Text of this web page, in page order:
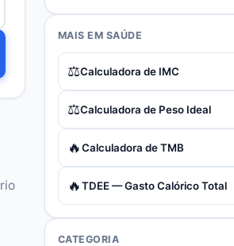
MAIS EM SAÚDE
⚖️Calculadora de IMC
⚖️Calculadora de Peso Ideal
🔥Calculadora de TMB
🔥TDEE — Gasto Calórico Total
CATEGORIA